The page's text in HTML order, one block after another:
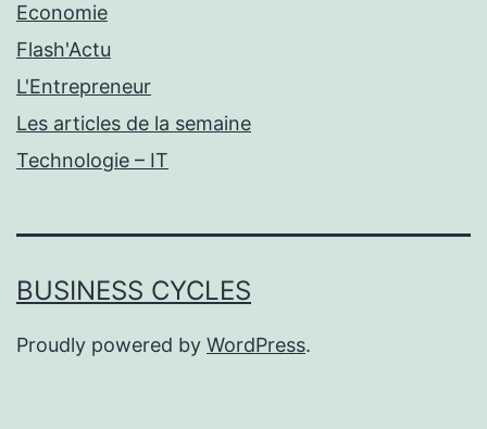
Economie
Flash'Actu
L'Entrepreneur
Les articles de la semaine
Technologie – IT
BUSINESS CYCLES
Proudly powered by WordPress.